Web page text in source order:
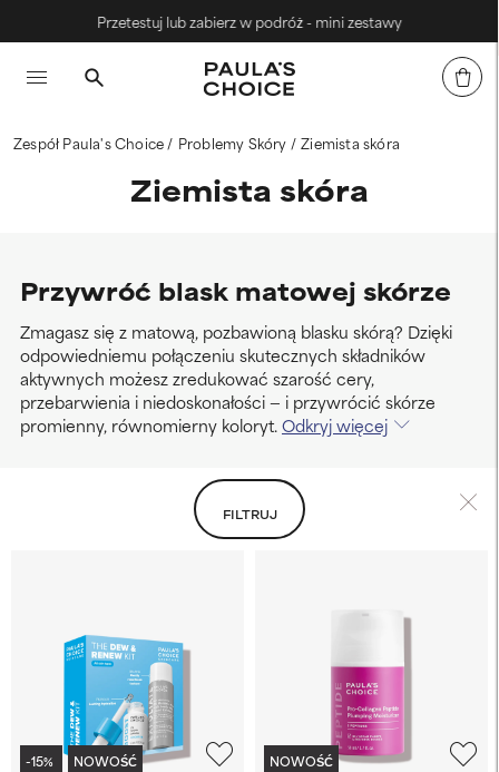
Przetestuj lub zabierz w podróż - mini zestawy
Zespół Paula's Choice Problemy Skóry ‌Ziemista skóra
‌Ziemista skóra
Przywróć blask matowej skórze
Zmagasz się z matową, pozbawioną blasku skórą? Dzięki
odpowiedniemu połączeniu skutecznych składników
aktywnych możesz zredukować szarość cery,
przebarwienia i niedoskonałości — i przywrócić skórze
promienny, równomierny koloryt.Odkryj więcej
FILTRUJ
-15% NOWOŚĆ NOWOŚĆ